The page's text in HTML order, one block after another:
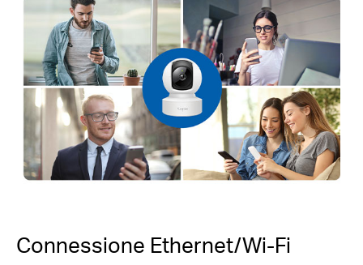
Connessione Ethernet/Wi-Fi